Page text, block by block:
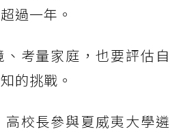
過一年。
考量家庭，也要評估自
的挑戰。
校長參與夏威夷大學遴